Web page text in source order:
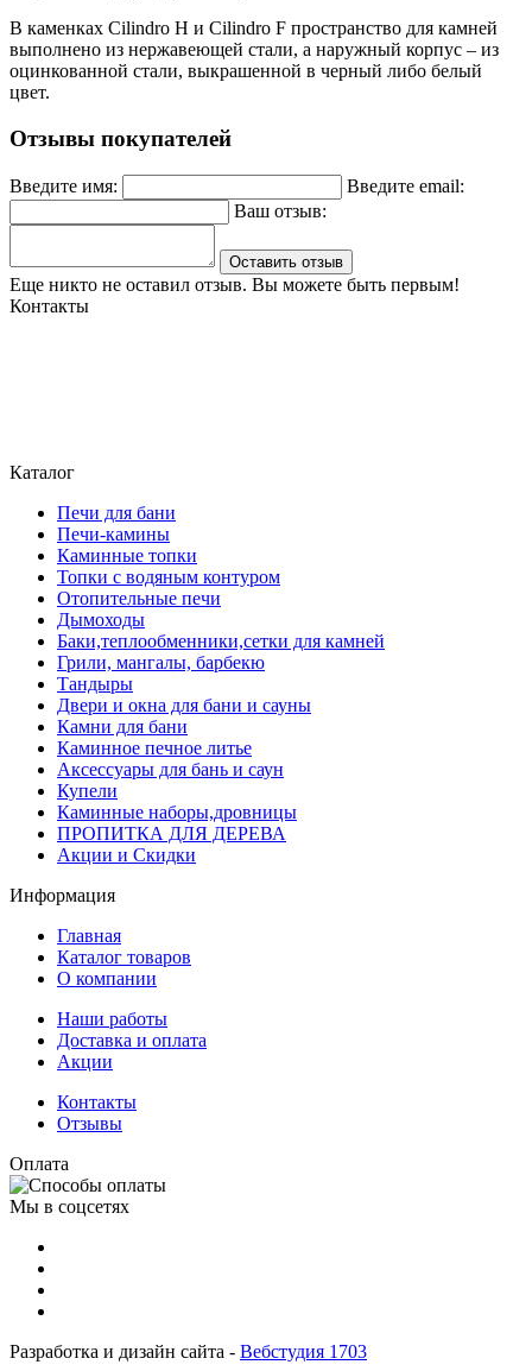
В каменках Cilindro H и Cilindro F пространство для камней
выполнено из нержавеющей стали, а наружный корпус – из
оцинкованной стали, выкрашенной в черный либо белый
цвет.
Отзывы покупателей
Введите имя:
Введите email:
Ваш отзыв:
Оставить отзыв
Еще никто не оставил отзыв. Вы можете быть первым!
Контакты
Каталог
Печи для бани
Печи-камины
Каминные топки
Топки с водяным контуром
Отопительные печи
Дымоходы
Баки,теплообменники,сетки для камней
Грили, мангалы, барбекю
Тандыры
Двери и окна для бани и сауны
Камни для бани
Каминное печное литье
Аксессуары для бань и саун
Купели
Каминные наборы,дровницы
ПРОПИТКА ДЛЯ ДЕРЕВА
Акции и Скидки
Информация
Главная
Каталог товаров
О компании
Наши работы
Доставка и оплата
Акции
Контакты
Отзывы
Оплата
Мы в соцсетях
Разработка и дизайн сайта - Вебстудия 1703